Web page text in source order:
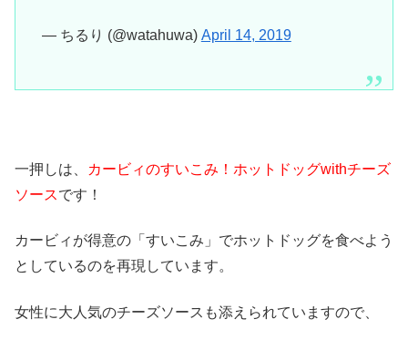
— ちるり (@watahuwa) April 14, 2019
一押しは、
カービィのすいこみ！ホットドッグwithチーズ
ソースです！
カービィが得意の「すいこみ」でホットドッグを食べよう
としているのを再現しています。
女性に大人気のチーズソースも添えられていますので、